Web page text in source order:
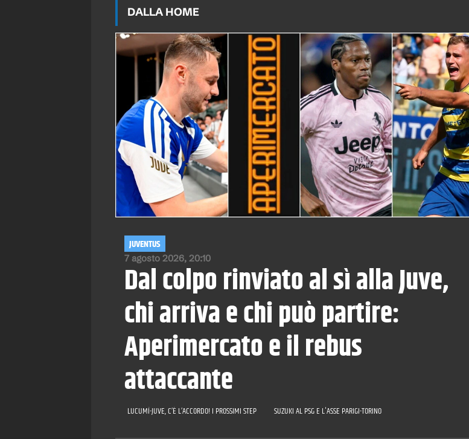
DALLA HOME
7 agosto 2026, 20:10
JUVENTUS
Dal colpo rinviato al sì alla Juve,
chi arriva e chi può partire:
Aperimercato e il rebus
attaccante
LUCUMÍ-JUVE, C’È L’ACCORDO! I PROSSIMI STEP SUZUKI AL PSG E L'ASSE PARIGI-TORINO